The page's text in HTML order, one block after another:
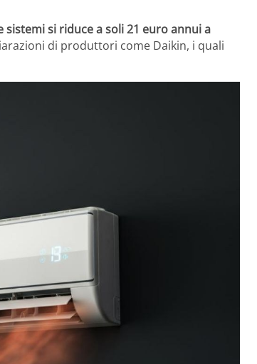
si riduce a soli 21 euro annui a
di produttori come Daikin, i quali